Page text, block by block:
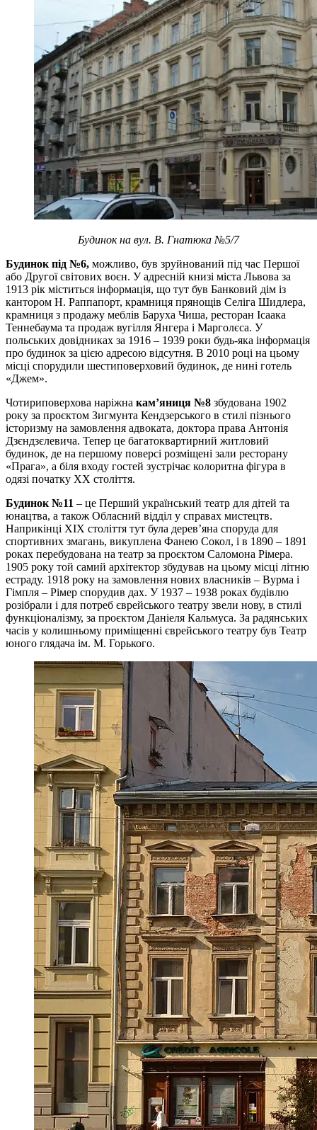
Будинок на вул. В. Гнатюка №5/7
Будинок під №6, можливо, був зруйнований під час Першої
або Другої світових воєн. У адресній книзі міста Львова за
1913 рік міститься інформація, що тут був Банковий дім із
кантором Н. Раппапорт, крамниця прянощів Селіга Шидлера,
крамниця з продажу меблів Баруха Чиша, ресторан Ісаака
Теннебаума та продаж вугілля Янгера і Марголєса. У
польських довідниках за 1916 – 1939 роки будь-яка інформація
про будинок за цією адресою відсутня. В 2010 році на цьому
місці спорудили шестиповерховий будинок, де нині готель
«Джем».
Чотириповерхова наріжна кам’яниця №8 збудована 1902
року за проєктом Зигмунта Кендзерського в стилі пізнього
історизму на замовлення адвоката, доктора права Антонія
Дзєндзєлевича. Тепер це багатоквартирний житловий
будинок, де на першому поверсі розміщені зали ресторану
«Прага», а біля входу гостей зустрічає колоритна фігура в
одязі початку ХХ століття.
Будинок №11 – це Перший український театр для дітей та
юнацтва, а також Обласний відділ у справах мистецтв.
Наприкінці XIX століття тут була дерев’яна споруда для
спортивних змагань, викуплена Фанею Сокол, і в 1890 – 1891
роках перебудована на театр за проєктом Саломона Рімера.
1905 року той самий архітектор збудував на цьому місці літню
естраду. 1918 року на замовлення нових власників – Вурма і
Гімпля – Рімер спорудив дах. У 1937 – 1938 роках будівлю
розібрали і для потреб єврейського театру звели нову, в стилі
функціоналізму, за проєктом Даніеля Кальмуса. За радянських
часів у колишньому приміщенні єврейського театру був Театр
юного глядача ім. М. Горького.